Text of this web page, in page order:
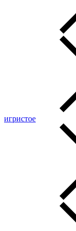
игристое